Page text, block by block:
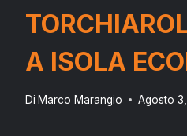
A ISOLA
Di Marco Marangio Agosto